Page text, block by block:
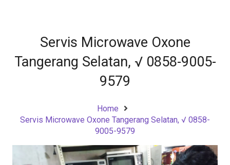
Servis Microwave Oxone
Tangerang Selatan, √ 0858-9005-
9579
Home
Servis Microwave Oxone Tangerang Selatan, √ 0858-
9005-9579